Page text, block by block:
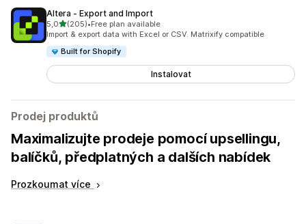
Altera ‑ Export and Import
5,0z 5 hvězd
(205)
Celkový počet recenzí: 205
•Free plan available
Import & export data with Excel or CSV. Matrixify compatible
Built for Shopify
Instalovat
Prodej produktů
Maximalizujte prodeje pomocí upsellingu,
balíčků, předplatných a dalších nabídek
Prozkoumat více